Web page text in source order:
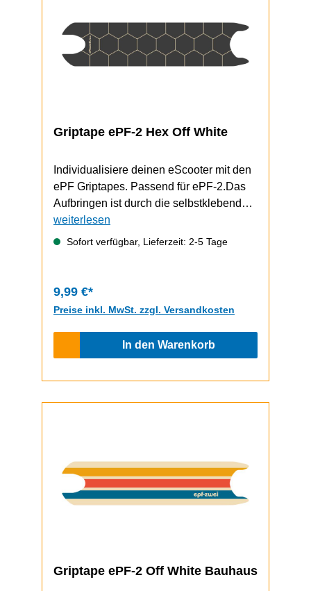
Griptape ePF-2 Hex Off White
Individualisiere deinen eScooter mit den
ePF Griptapes. Passend für ePF-2.Das
Aufbringen ist durch die selbstklebende
Unterseite schnell und einfach
durchzuführen.Video zum Griptape-
weiterlesen
Sofort verfügbar, Lieferzeit: 2-5 Tage
9,99 €*
Preise inkl. MwSt. zzgl. Versandkosten
In den Warenkorb
Griptape ePF-2 Off White Bauhaus